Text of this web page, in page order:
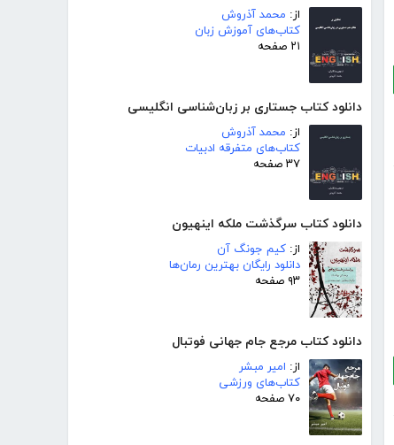
از: محمد آذروش
کتاب‌های آموزش زبان
۲۱ صفحه
دانلود کتاب جستاری بر زبان‌شناسی انگلیسی
از: محمد آذروش
کتاب‌های متفرقه ادبیات
۳۷ صفحه
دانلود کتاب سرگذشت ملکه اینهیون
از: کیم جونگ آن
دانلود رایگان بهترین رمان‌ها
۹۳ صفحه
دانلود کتاب مرجع جام جهانی فوتبال
از: امیر مبشر
کتاب‌های ورزشی
۷۰ صفحه